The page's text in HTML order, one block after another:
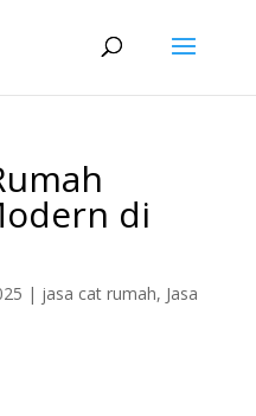
di
| jasa cat rumah, Jasa